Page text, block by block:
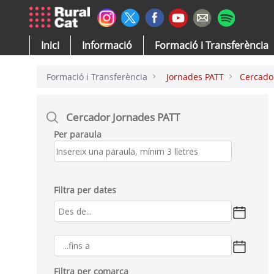
Salta al contingut principal
Inici Informació Formació i Transferència
Formació i Transferència Jornades PATT
Cercador Jornades PATT
Per paraula
Filtra per dates
Filtra per comarca